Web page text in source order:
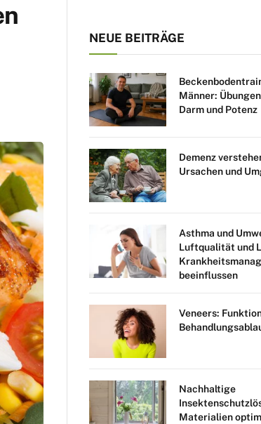
NEUE BEITRÄGE
Männer:
Darm und Potenz
Demenz
Ursachen und
Asthma und
Luftqualität und
beeinflussen
Veneers:
Nachhaltige
Materialien